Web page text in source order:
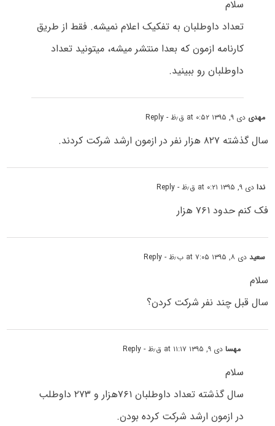
سلام
تعداد داوطلبان به تفکیک اعلام نمیشه. فقط از طریق
کارنامه ازمون که بعدا منتشر میشه، میتونید تعداد
داوطلبان رو ببینید.
مهدی دی ۹, ۱۳۹۵ at ۰:۵۲ ق٫ظ - Reply
سال گذشته ۸۲۷ هزار نفر در ازمون ارشد شرکت کردند.
ندادی ۹, ۱۳۹۵ at ۰:۲۱ ق٫ظ - Reply
فک کنم حدود ۷۶۱ هزار
سعیددی ۸, ۱۳۹۵ at ۷:۰۵ ب٫ظ - Reply
سلام
سال قبل چند نفر شرکت کردن؟
مهسادی ۹, ۱۳۹۵ at ۱۱:۱۷ ق٫ظ - Reply
سلام
سال گذشته تعداد داوطلبان ۷۶۱هزار و ۲۷۳ داوطلب
در ازمون ارشد شرکت کرده بودن.